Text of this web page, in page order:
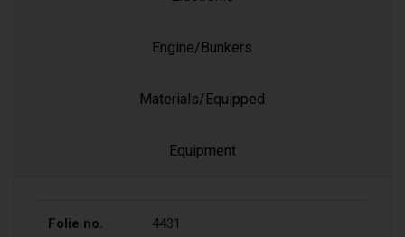
Engine/Bunkers
Materials/Equipped
Equipment
Folie no. 4431